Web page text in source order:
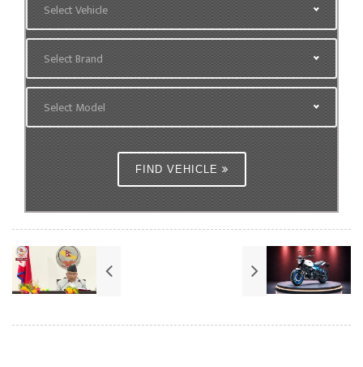
Select Vehicle
Select Brand
Select Model
FIND VEHICLE